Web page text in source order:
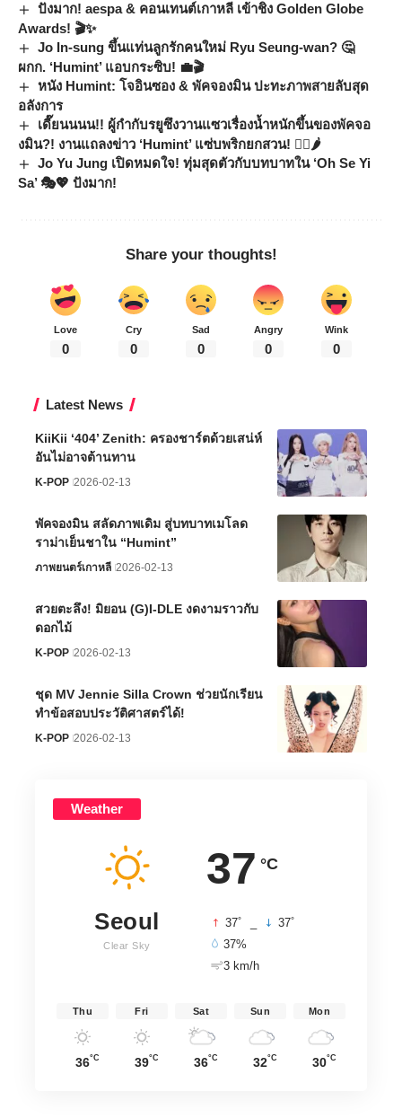
ปังมาก! aespa & คอนเทนต์เกาหลี เข้าชิง Golden Globe
Awards! 🎬✨
Jo In-sung ขึ้นแท่นลูกรักคนใหม่ Ryu Seung-wan? 🤔
ผกก. ‘Humint’ แอบกระซิบ! 💼🎬
หนัง Humint: โจอินซอง & พัคจองมิน ปะทะภาพสายลับสุด
อลังการ
เดี๊ยนนนน!! ผู้กำกับรยูซึงวานแซวเรื่องน้ำหนักขึ้นของพัคจอ
งมิน?! งานแถลงข่าว ‘Humint’ แซ่บพริกยกสวน! 🏋️‍♀️🌶️
Jo Yu Jung เปิดหมดใจ! ทุ่มสุดตัวกับบทบาทใน ‘Oh Se Yi
Sa’ 🎭💖 ปังมาก!
Share your thoughts!
Love
0
Cry
0
Sad
0
Angry
0
Wink
0
Latest News
KiiKii ‘404’ Zenith: ครองชาร์ตด้วยเสน่ห์
อันไม่อาจต้านทาน
K-POP 2026-02-13
พัคจองมิน สลัดภาพเดิม สู่บทบาทเมโลด
ราม่าเย็นชาใน “Humint”
ภาพยนตร์เกาหลี 2026-02-13
สวยตะลึง! มิยอน (G)I-DLE งดงามราวกับ
ดอกไม้
K-POP 2026-02-13
ชุด MV Jennie Silla Crown ช่วยนักเรียน
ทำข้อสอบประวัติศาสตร์ได้!
K-POP 2026-02-13
Weather
37 °C
Seoul
Clear Sky
37° 37°
37%
3 km/h
Thu
36°C
Fri
39°C
Sat
36°C
Sun
32°C
Mon
30°C